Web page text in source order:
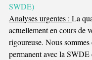
SWDE)
Analyses urgentes : La
actuellement en cours de
rigoureuse. Nous
permanent avec la SWDE